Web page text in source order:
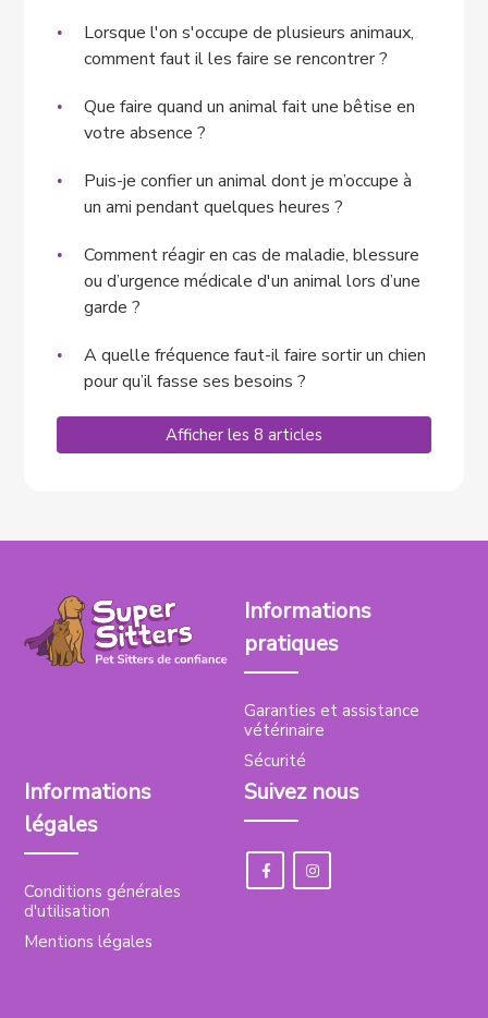
Lorsque l'on s'occupe de plusieurs animaux,
comment faut il les faire se rencontrer ?
Que faire quand un animal fait une bêtise en
votre absence ?
Puis-je confier un animal dont je m’occupe à
un ami pendant quelques heures ?
Comment réagir en cas de maladie, blessure
ou d’urgence médicale d'un animal lors d’une
garde ?
A quelle fréquence faut-il faire sortir un chien
pour qu’il fasse ses besoins ?
Afficher les 8 articles
Informations
pratiques
Garanties et assistance
vétérinaire
Sécurité
Informations
légales
Conditions générales
d'utilisation
Mentions légales
Suivez nous